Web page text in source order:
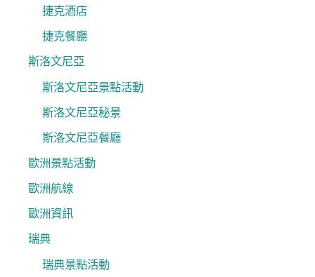
捷克酒店
捷克餐廳
斯洛文尼亞
斯洛文尼亞景點活動
斯洛文尼亞秘景
斯洛文尼亞餐廳
歐洲景點活動
歐洲航線
歐洲資訊
瑞典
瑞典景點活動